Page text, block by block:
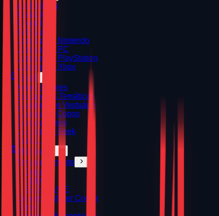
Assinaturas
Consoles
Controles
Gift Cards
Jogos para Nintendo
Jogos para PC
Jogos para PlayStation
Jogos para Xbox
Geek
Action Figures
Brinquedos Temáticos
Camisetas e Vestuário
Canecas e Copos
Colecionáveis
Decoração Geek
Funko Pop
Hardware
Armazenamento
Externo
HDD
SSD / NVME
Coolers e Water Cooler
Fonte